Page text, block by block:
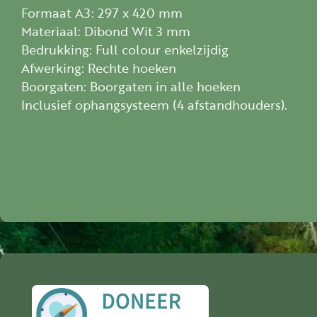
Koop jij het boek met de kaartenset of een
gedoneerd.
Formaat A3: 297 x 420 mm
Materiaal: Dibond Wit 3 mm
Bedrukking: Full colour enkelzijdig
Afwerking: Rechte hoeken
Boorgaten: Boorgaten in alle hoeken
Inclusief ophangsysteem (4 afstandhouders).